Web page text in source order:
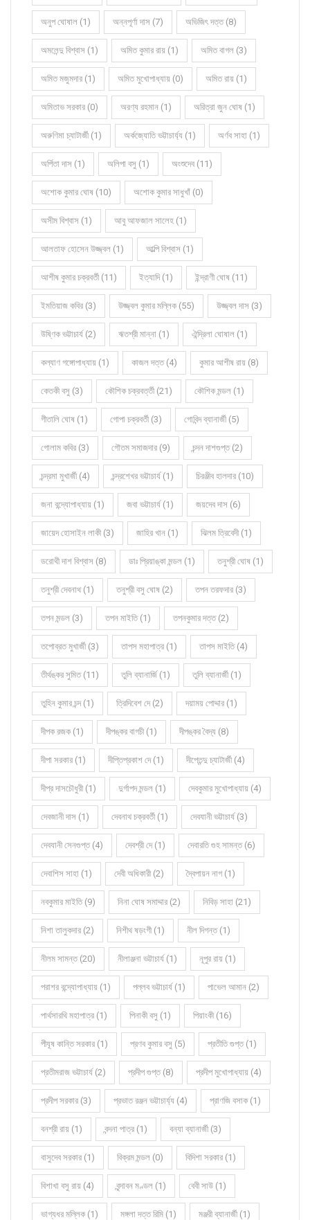
অনুপ ঘোষাল (1) অন্নপূর্ণা দাস (7) অভিজিৎ দত্ত (8)
অমলেন্দু বিশ্বাস (1) অমিত কুমার রায় (1) অমিত বাগল (3)
অমিত মজুমদার (1) অমিত মুখোপাধ্যায় (0) অমিত রায় (1)
অমিতাভ সরকার (0) অরণ্য রহমান (1) অরিত্রা জুন ঘোষ (1)
অরুণিমা চ্যাটার্জী (1) অর্কজ্যোতি ভট্টাচার্য্য (1) অর্ণব সাহা (1)
অর্পিতা দাস (1) অলিপা বসু (1) অংশুদেব (11)
অশোক কুমার ঘোষ (10) অশোক কুমার সাধুখাঁ (0)
অসীম বিশ্বাস (1) আবু আফজাল সালেহ (1)
আলতাফ হোসেন উজ্জ্বল (1) আল্পি বিশ্বাস (1)
আশীষ কুমার চক্রবর্তী (11) ইত্যাদি (1) ইন্দ্রাণী ঘোষ (11)
ইমতিয়াজ কবির (3) উজ্জ্বল কুমার মল্লিক (55) উজ্জ্বল দাস (3)
উষ্ণিক ভট্টাচার্য (2) ঋতশ্রী মান্না (1) ঐন্দ্রিলা ঘোষাল (1)
কল্যাণ গঙ্গোপাধ্যায় (1) কাজল দত্ত (4) কুমার আশীষ রায় (8)
কেতকী বসু (3) কৌশিক চক্রবর্ত্তী (21) কৌশিক মন্ডল (1)
গীতালি ঘোষ (1) গোপা চক্রবর্তী (3) গোবিন্দ ব্যানার্জী (5)
গোলাম কবির (3) গৌতম সমাজদার (9) চন্দন দাশগুপ্ত (2)
চন্দ্রমা মুখার্জী (4) চন্দ্রশেখর ভট্টাচার্য (1) চিরঞ্জীব হালদার (10)
জনা বন্দ্যোপাধ্যায় (1) জবা ভট্টাচার্য (1) জয়দেব দাস (6)
জায়েদ হোসাইন লাকী (3) জাহির খান (1) ঝিলম ত্রিবেদী (1)
ডরোথী দাশ বিশ্বাস (8) ডাঃ প্রিয়াঙ্কা মন্ডল (1) তনুশ্রী ঘোষ (1)
তনুশ্রী দেবনাথ (1) তনুশ্রী বসু ঘোষ (2) তপন তরফদার (3)
তপন মন্ডল (3) তপন মাইতি (1) তপনকুমার দত্ত (2)
তপোব্রত মুখার্জী (3) তাপস মহাপাত্র (1) তাপস মাইতি (4)
তীর্থঙ্কর সুমিত (11) তুলি ব্যানার্জি (1) তুলি ব্যানার্জী (1)
তুহিন কুমার চন্দ (1) ত্রিদিবেশ দে (2) দয়াময় পোদ্দার (1)
দীপক রজক (1) দীপঙ্কর বাগচী (1) দীপঙ্কর বৈদ্য (8)
দীপা সরকার (1) দীপ্তিপ্রকাশ দে (1) দীপ্তেন্দু চ্যাটার্জী (4)
দীপ্র দাসচৌধুরী (1) দুর্গাপদ মন্ডল (1) দেবকুমার মুখোপাধ্যায় (4)
দেবজানী দাস (1) দেবনাথ চক্রবর্তী (1) দেবযানী ভট্টাচার্য (3)
দেবযানী সেনগুপ্ত (4) দেবশ্রী দে (1) দেবারতি গুহ সামন্ত (6)
দেবাশিস সাহা (1) দেবী অধিকারী (2) দ্বৈপায়ন নাগ (1)
নবকুমার মাইতি (9) নিনা ঘোষ সমাদ্দার (2) নিবিড় সাহা (21)
নিশা তালুকদার (2) নিশীথ ষড়ংগী (1) নীল দিগন্ত (1)
নীলম সামন্ত (20) নীলাঞ্জনা ভট্টাচার্য (1) নূপুর রায় (1)
পরাশর বন্দ্যোপাধ্যায় (1) পল্লব ভট্টাচার্য (1) পাভেল আমান (2)
পার্থসারথি মহাপাত্র (1) পিনাকী বসু (1) পিয়াংকী (16)
পীযূষ কান্তি সরকার (1) প্রণব কুমার বসু (5) প্রতীতি গুপ্ত (1)
প্রতীমরাজ ভট্টাচার্য (2) প্রদীপ গুপ্ত (8) প্রদীপ মুখোপাধ্যায় (4)
প্রদীপ সরকার (3) প্রভাত রঞ্জন ভট্টাচার্য্য (4) প্রাণজি বসাক (1)
বনশ্রী রায় (1) বন্দনা পাত্র (1) বন্যা ব্যানার্জী (3)
বাসুদেব সরকার (1) বিক্রম মন্ডল (0) বিদিশা সরকার (1)
বিশাখা বসু রায় (4) বৃন্দাবন মণ্ডল (1) বেবী সাউ (1)
ভাগ্যধর মল্লিক (1) মঙ্গলা দত্ত রিমি (1) মঞ্জরী ব্যানার্জী (1)